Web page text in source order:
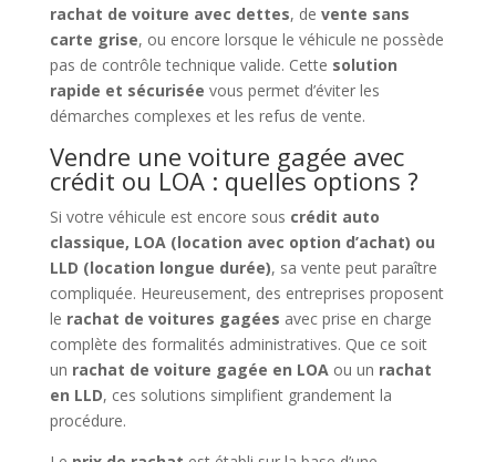
rachat de voiture avec dettes, de vente sans
carte grise, ou encore lorsque le véhicule ne possède
pas de contrôle technique valide. Cette solution
rapide et sécurisée vous permet d’éviter les
démarches complexes et les refus de vente.
Vendre une voiture gagée avec
crédit ou LOA : quelles options ?
Si votre véhicule est encore sous crédit auto
classique, LOA (location avec option d’achat) ou
LLD (location longue durée), sa vente peut paraître
compliquée. Heureusement, des entreprises proposent
le rachat de voitures gagées avec prise en charge
complète des formalités administratives. Que ce soit
un rachat de voiture gagée en LOA ou un rachat
en LLD, ces solutions simplifient grandement la
procédure.